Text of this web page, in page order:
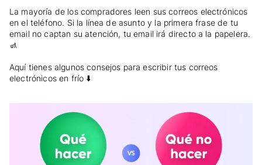
La mayoría de los compradores leen sus correos electrónicos
en el teléfono. Si la línea de asunto y la primera frase de tu
email no captan su atención, tu email irá directo a la papelera.
🚮
Aquí tienes algunos consejos para escribir tus correos
electrónicos en frío ⬇️